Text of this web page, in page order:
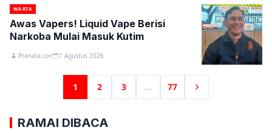
WARTA
Awas Vapers! Liquid Vape Berisi
Narkoba Mulai Masuk Kutim
Pranala.co 1 Agustus 2026
1 2 3 ... 77
RAMAI DIBACA